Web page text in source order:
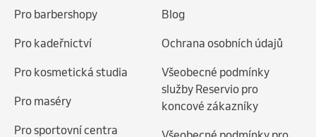
Pro barbershopy
Pro kadeřnictví
Pro kosmetická studia
Pro maséry
Pro sportovní centra
Blog
Ochrana osobních údajů
Všeobecné podmínky
služby Reservio pro
koncové zákazníky